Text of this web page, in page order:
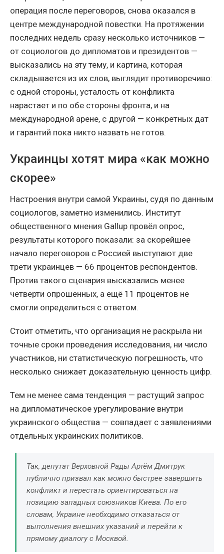
операция после переговоров, снова оказался в
центре международной повестки. На протяжении
последних недель сразу несколько источников —
от социологов до дипломатов и президентов —
высказались на эту тему, и картина, которая
складывается из их слов, выглядит противоречиво:
с одной стороны, усталость от конфликта
нарастает и по обе стороны фронта, и на
международной арене, с другой — конкретных дат
и гарантий пока никто назвать не готов.
Украинцы хотят мира «как можно
скорее»
Настроения внутри самой Украины, судя по данным
социологов, заметно изменились. Институт
общественного мнения Gallup провёл опрос,
результаты которого показали: за скорейшее
начало переговоров с Россией выступают две
трети украинцев — 66 процентов респондентов.
Против такого сценария высказались менее
четверти опрошенных, а ещё 11 процентов не
смогли определиться с ответом.
Стоит отметить, что организация не раскрыла ни
точные сроки проведения исследования, ни число
участников, ни статистическую погрешность, что
несколько снижает доказательную ценность цифр.
Тем не менее сама тенденция — растущий запрос
на дипломатическое урегулирование внутри
украинского общества — совпадает с заявлениями
отдельных украинских политиков.
Так, депутат Верховной Рады Артём Дмитрук
публично призвал как можно быстрее завершить
конфликт и перестать ориентироваться на
позицию западных союзников Киева. По его
словам, Украине необходимо отказаться от
выполнения внешних указаний и перейти к
прямому диалогу с Москвой.